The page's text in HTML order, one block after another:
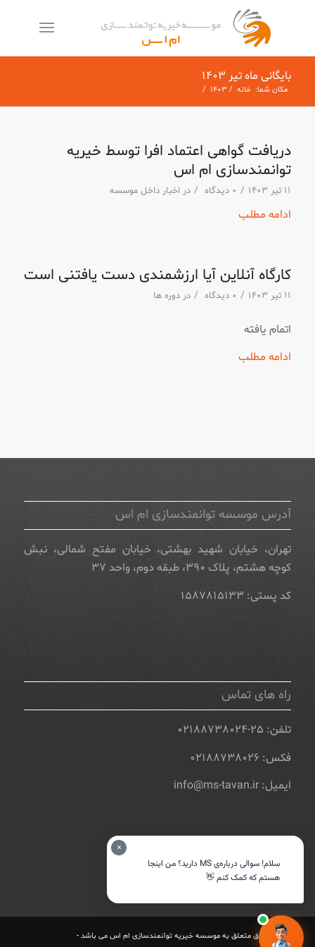
بایگانی ماه تیر ۱۴۰۳
مکان شما: خانه / ۱۴۰۳ /
دریافت گواهی اعتماد افرا توسط خیریه
توانمندسازی ام اس
۱۱ تیر ۱۴۰۳ / ۰ دیدگاه / در اخبار داخل موسسه
ادامه مطلب
کارگاه آنلاین آیا ارزشمندی دست یافتنی است
۱۱ تیر ۱۴۰۳ / ۰ دیدگاه / در دوره ها
اتمام یافته
ادامه مطلب
آدرس موسسه توانمندسازی ام اس
تهران، خیابان شهید بهشتی، خیابان مفتح شمالی، نبش
کوچه هشتم، پلاک ۳۹۰، طبقه دوم، واحد ۳۷
کد پستی: ۱۵۸۷۸۱۵۱۳۳
راه های تماس
تلفن: ۲۵-۰۲۱۸۸۷۳۸۰۲۴
فکس: ۰۲۱۸۸۷۳۸۰۲۶
ایمیل: info@ms-tavan.ir
تمامی حقوق متعلق به موسسه خیریه توانمندسازی ام اس می باشد -
×
سلام! سوالی درباره‌ی MS دارید؟ من اینجا
هستم که کمک کنم 👋
معمولاً در چند دقیقه پاسخ می‌دهیم